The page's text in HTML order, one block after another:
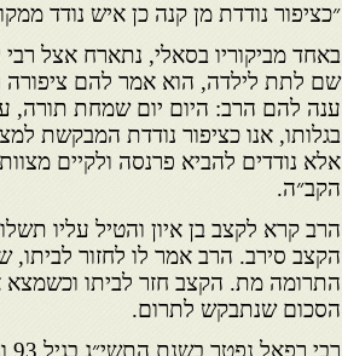
״כציפור נודדת מן קנה כן איש נודד
באחד מביקוריו בסאלי, נתארח אצל
שם לתת לילדה, הוא אמר להם ציפורה
ענה להם הרב: היום יום שמחת תורה,
בגלותו, אנו כציפור נודדת המבקשת
אלא נודדים להביא פרנסה ולקיים
הקב״ה.
הרב קרא לקצב בן איון והטיל עליו
הקצב סירב. הרב אמר לו לחזור לביתו,
התרומה מת. הקצב חזר לביתו
הסכום שנתבקש לתרום.
רבי רפאל נפטר בשנת התשי״ג בגיל 93 ונטמן בארץ ישראל, בעיר טבריה.